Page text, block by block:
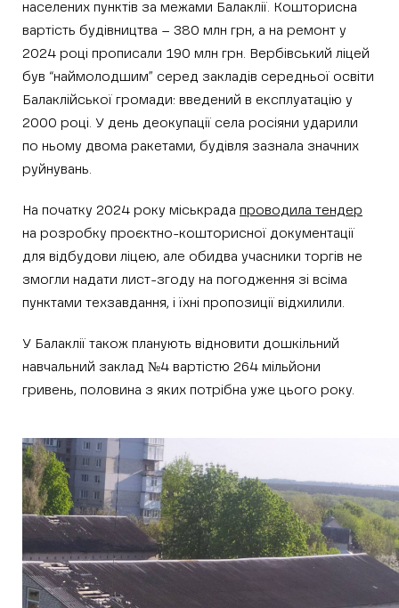
населених пунктів за межами Балаклії. Кошторисна
вартість будівництва – 380 млн грн, а на ремонт у
2024 році прописали 190 млн грн. Вербівський ліцей
був “наймолодшим” серед закладів середньої освіти
Балаклійської громади: введений в експлуатацію у
2000 році. У день деокупації села росіяни ударили
по ньому двома ракетами, будівля зазнала значних
руйнувань.
На початку 2024 року міськрада проводила тендер
на розробку проєктно-кошторисної документації
для відбудови ліцею, але обидва учасники торгів не
змогли надати лист-згоду на погодження зі всіма
пунктами техзавдання, і їхні пропозиції відхилили.
У Балаклії також планують відновити дошкільний
навчальний заклад №4 вартістю 264 мільйони
гривень, половина з яких потрібна уже цього року.